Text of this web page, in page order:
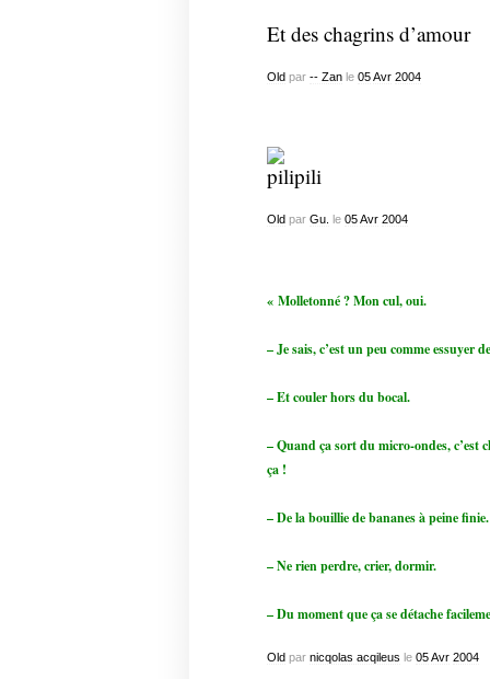
Et des chagrins d’amour
Old par -- Zanle 05 Avr 2004
Old par Gu. le 05 Avr 2004
« Molletonné ? Mon cul, oui.
– Je sais, c’est un peu comme essuyer
– Et couler hors du bocal.
– Quand ça sort du micro-ondes, c’est
ça !
– De la bouillie de bananes à peine finie.
– Ne rien perdre, crier, dormir.
– Du moment que ça se détache
Oldpar nicqolas acqileus le 05 Avr 2004